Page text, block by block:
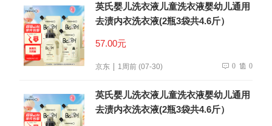
英氏婴儿洗衣液儿童洗衣液婴幼儿通用
去渍内衣洗衣液(2瓶3袋共4.6斤）
57.00元
京东 1周前 (07-30) 0 0
英氏婴儿洗衣液儿童洗衣液婴幼儿通用
去渍内衣洗衣液(2瓶3袋共4.6斤）